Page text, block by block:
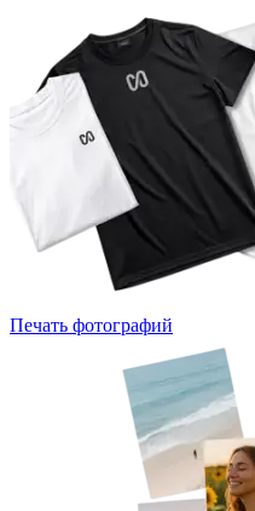
Печать фотографий